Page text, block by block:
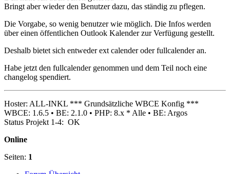
Bringt aber wieder den Benutzer dazu, das ständig zu pflegen.
Die Vorgabe, so wenig benutzer wie möglich. Die Infos werden
über einen öffentlichen Outlook Kalender zur Verfügung gestellt.
Deshalb bietet sich entweder ext calender oder fullcalender an.
Habe jetzt den fullcalender genommen und dem Teil noch eine
changelog spendiert.
Hoster: ALL-INKL *** Grundsätzliche WBCE Konfig ***
WBCE: 1.6.5 • BE: 2.1.0 • PHP: 8.x * Alle • BE: Argos
Status Projekt 1-4: OK
Online
Seiten: 1